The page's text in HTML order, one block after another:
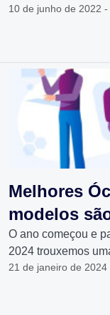
10 de junho de 2022
Melhores
modelos
O ano começou e
2024 trouxemos
21 de janeiro de